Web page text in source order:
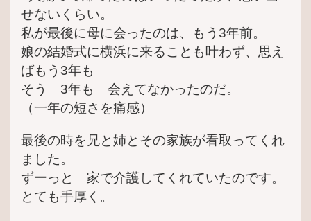
せないくらい。
私が最後に母に会ったのは、もう3年前。
娘の結婚式に横浜に来ることも叶わず、思え
ばもう3年も
そう 3年も 会えてなかったのだ。
（一年の短さを痛感）
最後の時を兄と姉とその家族が看取ってくれ
ました。
ずーっと 家で介護してくれていたのです。
とても手厚く。